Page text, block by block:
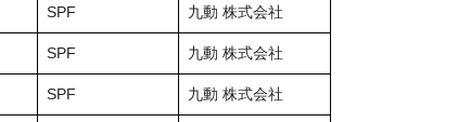
SPF 九動 株式会社
SPF 九動 株式会社
SPF 九動 株式会社